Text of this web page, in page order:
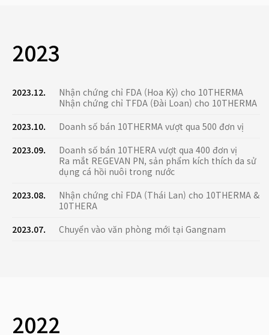
2023
2023.12.
Nhận chứng chỉ FDA (Hoa Kỳ) cho 10THERMA
Nhận chứng chỉ TFDA (Đài Loan) cho 10THERMA
2023.10.
Doanh số bán 10THERMA vượt qua 500 đơn vị
2023.09.
Doanh số bán 10THERA vượt qua 400 đơn vị
Ra mắt REGEVAN PN, sản phẩm kích thích da sử
dụng cá hồi nuôi trong nước
2023.08.
Nhận chứng chỉ FDA (Thái Lan) cho 10THERMA &
10THERA
2023.07.
Chuyển vào văn phòng mới tại Gangnam
2022